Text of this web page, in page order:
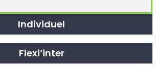
Individuel
Flexi’inter